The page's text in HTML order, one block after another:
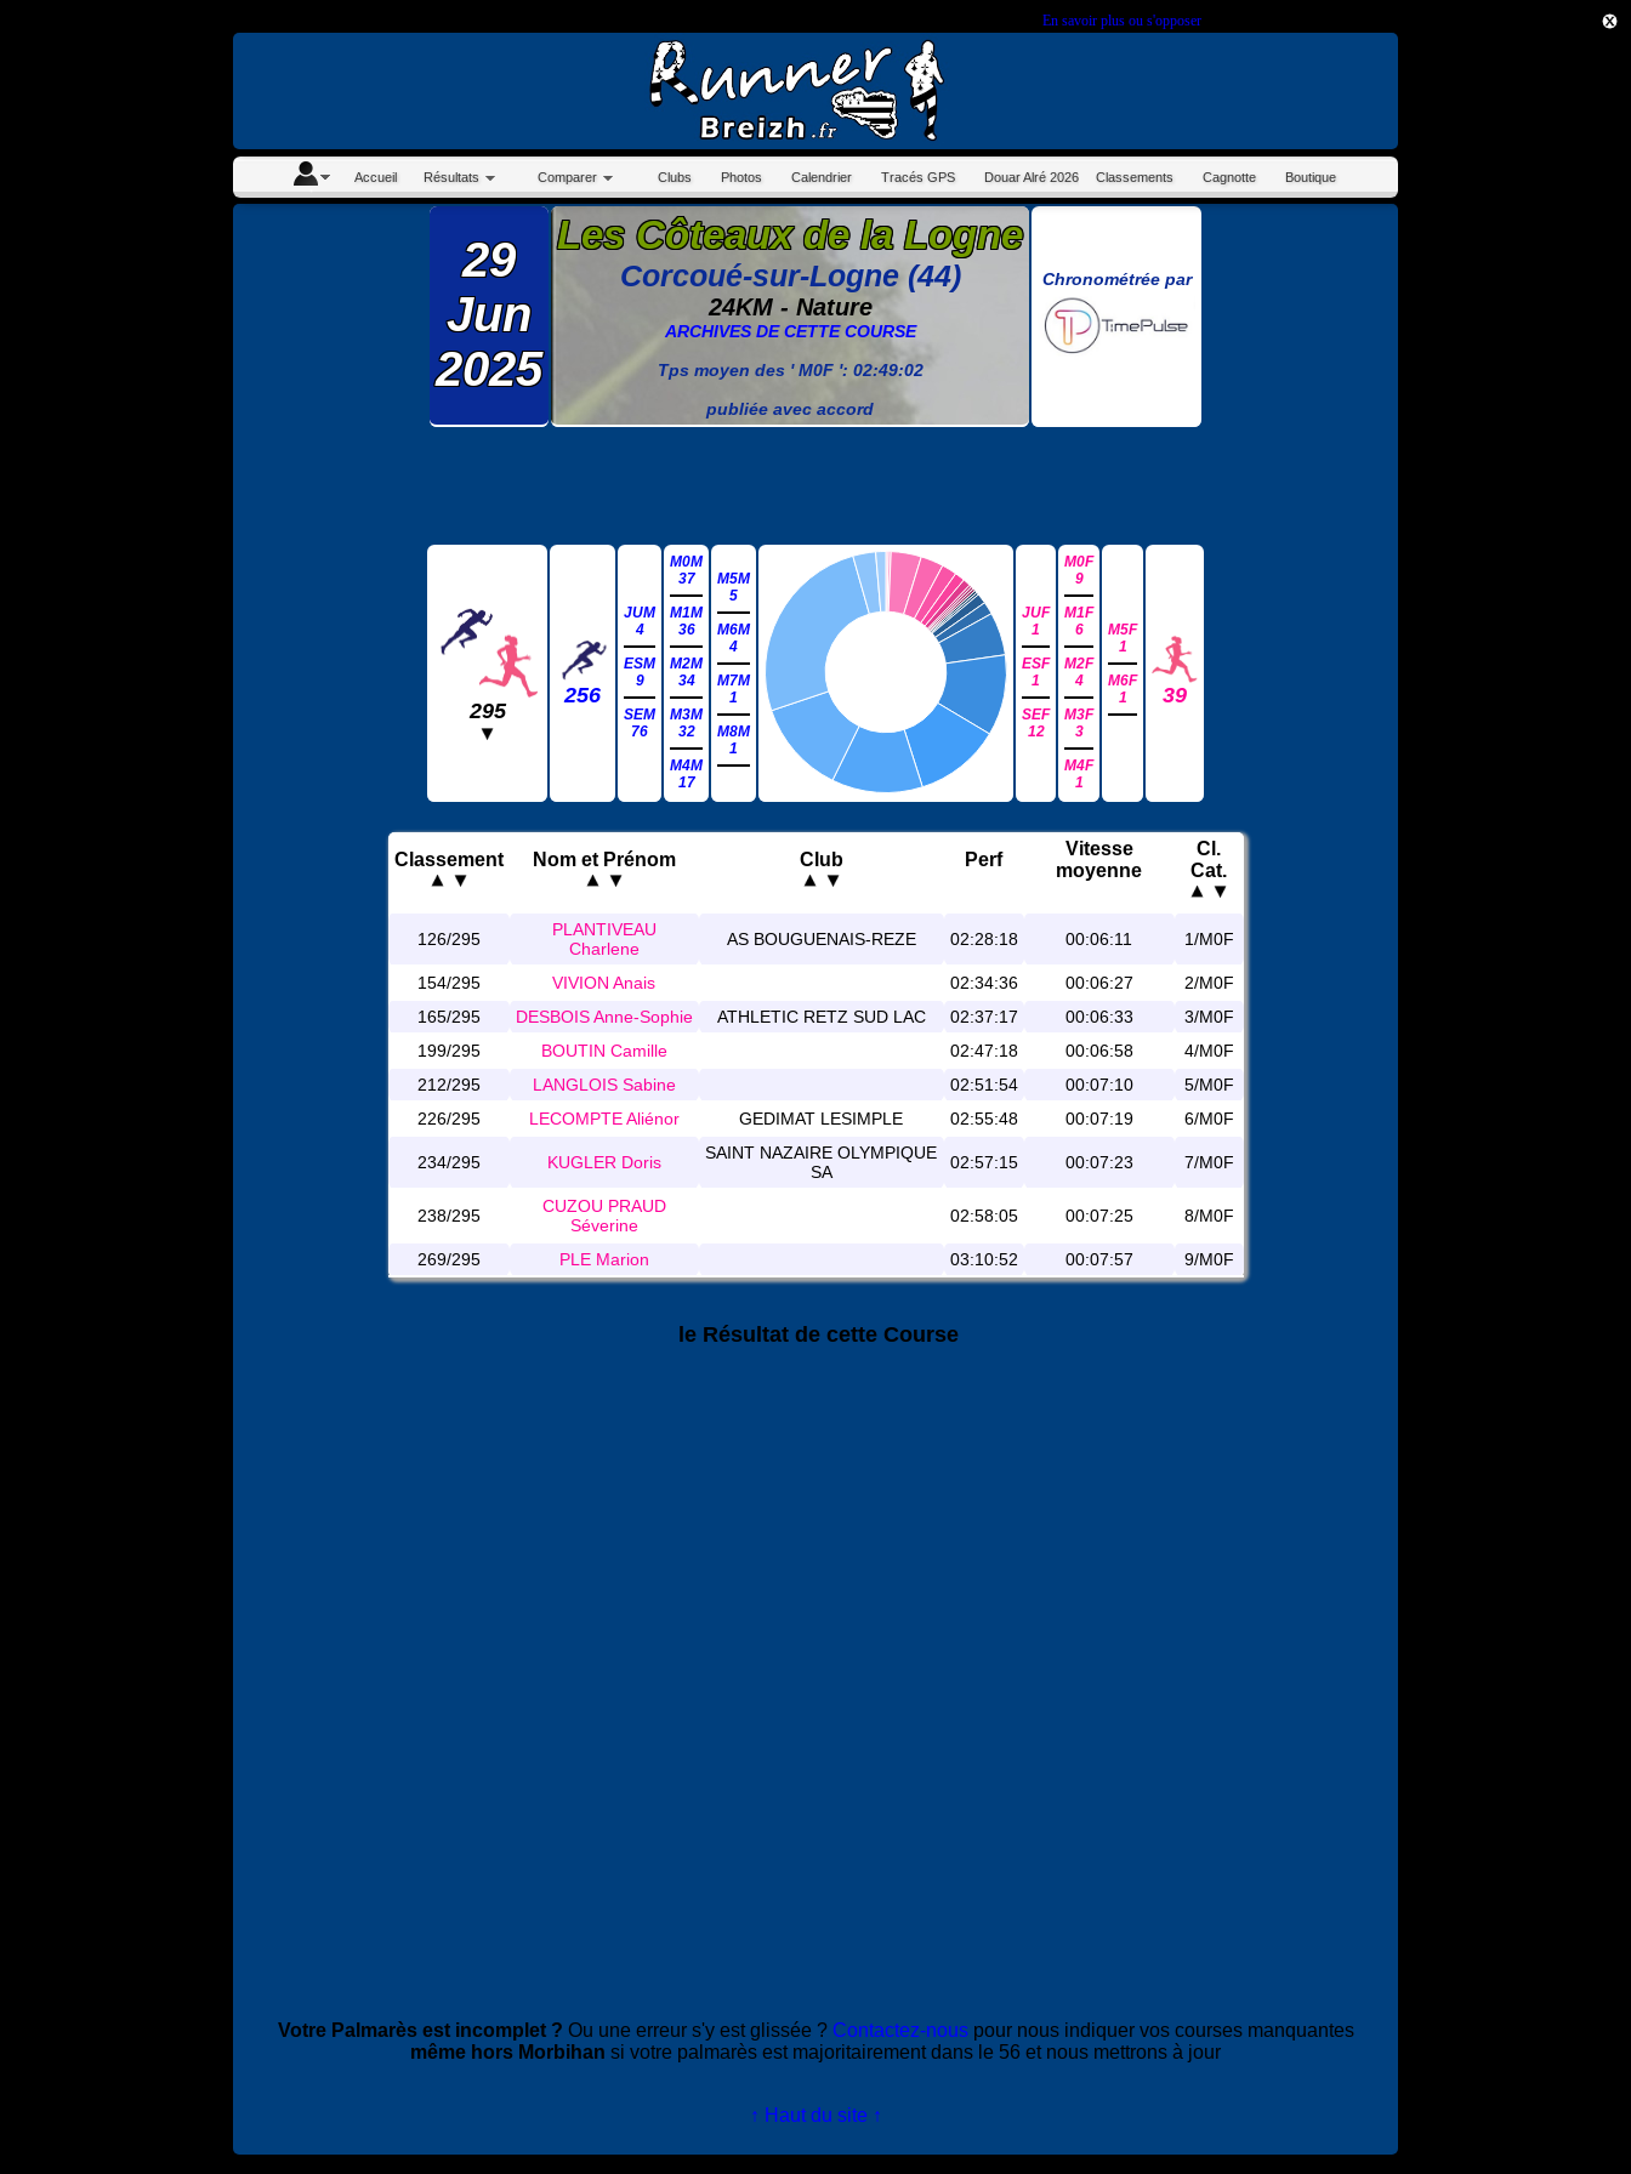
En savoir plus ou s'opposer.
Accueil Résultats Comparer Clubs Photos Calendrier Tracés GPS Douar Alré 2026 Classements Cagnotte Boutique
29
Jun
2025
Les Côteaux de la Logne
Corcoué-sur-Logne (44)
24KM - Nature
ARCHIVES DE CETTE COURSE
Tps moyen des ' M0F ': 02:49:02
publiée avec accord
Chronométrée par
295
256
JUM
4
ESM
9
SEM
76
M0M
37
M1M
36
M2M
34
M3M
32
M4M
17
M5M
5
M6M
4
M7M
1
M8M
1
JUF
1
ESF
1
SEF
12
M0F
9
M1F
6
M2F
4
M3F
3
M4F
1
M5F
1
M6F
1
39
Classement Nom et Prénom Club Perf
Vitesse
moyenne
Cl.
Cat.
126/295
PLANTIVEAU
Charlene
AS BOUGUENAIS-REZE 02:28:18 00:06:11 1/M0F
154/295 VIVION Anais 02:34:36 00:06:27
2/M0F
165/295
DESBOIS Anne-Sophie ATHLETIC RETZ SUD LAC 02:37:17 00:06:33
3/M0F
199/295
BOUTIN Camille 02:47:18 00:06:58
4/M0F
212/295
LANGLOIS Sabine 02:51:54 00:07:10
5/M0F
226/295
LECOMPTE Aliénor GEDIMAT LESIMPLE 02:55:48 00:07:19 6/M0F
234/295 KUGLER Doris
SAINT NAZAIRE OLYMPIQUE
SA
02:57:15 00:07:23 7/M0F
238/295
CUZOU PRAUD
Séverine
02:58:05 00:07:25 8/M0F
269/295 PLE Marion 03:10:52 00:07:57 9/M0F
le Résultat de cette Course
Votre Palmarès est incomplet ? Ou une erreur s'y est glissée ? Contactez-nouspour nous indiquer vos courses manquantes
même hors Morbihan si votre palmarès est majoritairement dans le 56 et nous mettrons à jour
↑ Haut du site ↑